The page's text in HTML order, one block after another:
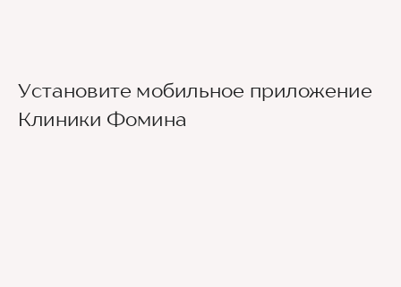
Ведущие врачи региона
Установите мобильное приложение
Клиники Фомина